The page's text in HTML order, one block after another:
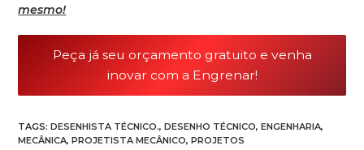
mesmo!
Peça já seu orçamento gratuito e venha
inovar com a Engrenar!
TAGS:DESENHISTA TÉCNICO., DESENHO TÉCNICO, ENGENHARIA,
MECÂNICA, PROJETISTA MECÂNICO, PROJETOS